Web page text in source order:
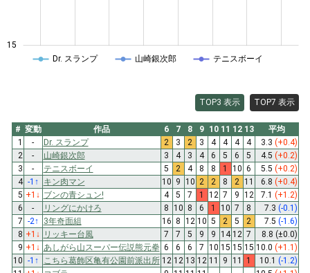
15
Dr. スランプ 山崎銀次郎 テニスボーイ
TOP3 表示 TOP7 表示
# 変動 作品 6 7 8 9 10 11 12 13
平均
1
- Dr. スランプ 2 3 2 3 4 4 4 4 3.3 (+0.4)
2
- 山崎銀次郎 3 4 3 4 6 5 6 5 4.5 (+0.2)
3
- テニスボーイ 5 2 4 8 8 1 10 6 5.5 (+0.2)
4 -1 ↑ キン肉マン 10 9 10 2 2 8 2 11 6.8 (+0.4)
5 +1 ↓ ブンの青シュン! 4 5 7 1 12 7 9 12 7.1 (+1.2)
6
- リングにかけろ 8 10 8 6 1 10 7 8 7.3 (-0.1)
7 -2↑ 3年奇面組 16 8 12 10 5 2 5 2 7.5 (-1.6)
8 +1 ↓ リッキー台風 7 7 5 9 9 14 12 7 8.8 (±0.0)
9 +1 ↓ あしがら山スーパー伝説熊元拳 6 6 6 7 10 15 15 15 10.0 (+1.1)
10 -1 ↑ こちら葛飾区亀有公園前派出所 12 12 13 12 11 9 11 1 10.1 (-1.2)